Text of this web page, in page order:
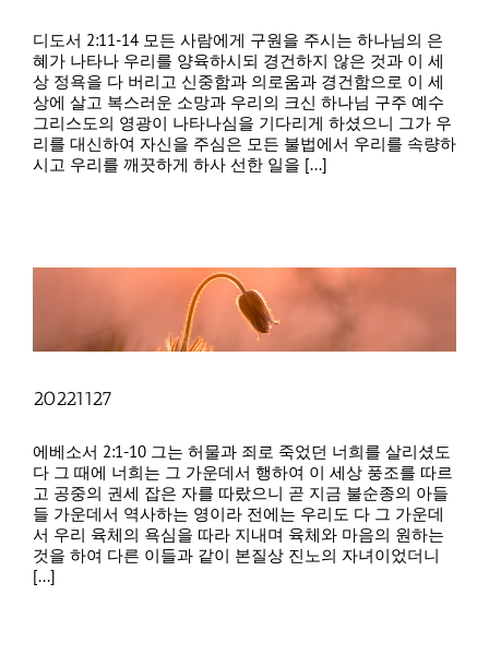
디도서 2:11-14 모든 사람에게 구원을 주시는 하나님의 은
혜가 나타나 우리를 양육하시되 경건하지 않은 것과 이 세
상 정욕을 다 버리고 신중함과 의로움과 경건함으로 이 세
상에 살고 복스러운 소망과 우리의 크신 하나님 구주 예수
그리스도의 영광이 나타나심을 기다리게 하셨으니 그가 우
리를 대신하여 자신을 주심은 모든 불법에서 우리를 속량하
시고 우리를 깨끗하게 하사 선한 일을 [...]
20221127
에베소서 2:1-10 그는 허물과 죄로 죽었던 너희를 살리셨도
다 그 때에 너희는 그 가운데서 행하여 이 세상 풍조를 따르
고 공중의 권세 잡은 자를 따랐으니 곧 지금 불순종의 아들
들 가운데서 역사하는 영이라 전에는 우리도 다 그 가운데
서 우리 육체의 욕심을 따라 지내며 육체와 마음의 원하는
것을 하여 다른 이들과 같이 본질상 진노의 자녀이었더니
[...]